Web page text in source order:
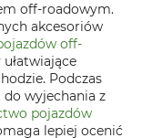
off-roadowym.
akcesoriów
off-
Podczas
wyjechania z
pojazdów
lepiej ocenić